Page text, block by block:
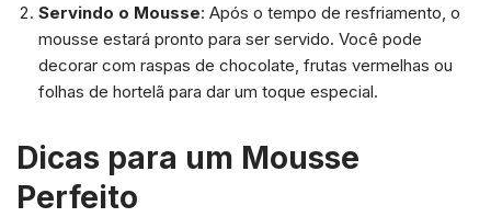
Servindo o Mousse: Após o tempo de resfriamento, o
mousse estará pronto para ser servido. Você pode
decorar com raspas de chocolate, frutas vermelhas ou
folhas de hortelã para dar um toque especial.
Dicas para um Mousse
Perfeito